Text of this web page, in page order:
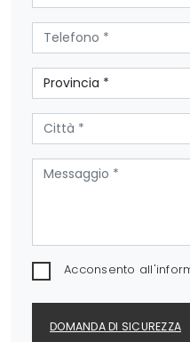
Acconsento
DOMANDA DI SICUREZZA